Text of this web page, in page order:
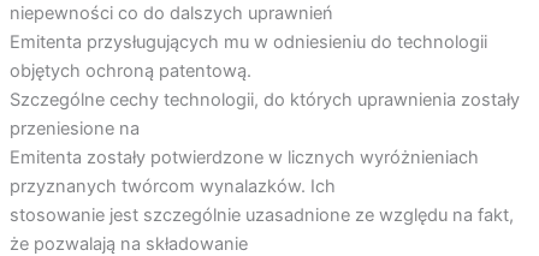
niepewności co do dalszych uprawnień
Emitenta przysługujących mu w odniesieniu do technologii
objętych ochroną patentową.
Szczególne cechy technologii, do których uprawnienia zostały
przeniesione na
Emitenta zostały potwierdzone w licznych wyróżnieniach
przyznanych twórcom wynalazków. Ich
stosowanie jest szczególnie uzasadnione ze względu na fakt,
że pozwalają na składowanie